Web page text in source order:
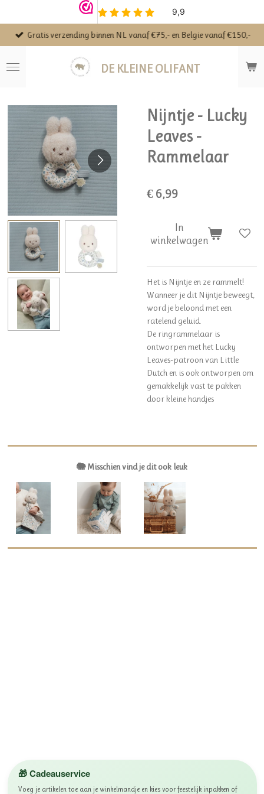
direct
naar
hoofdinhoud
DE KLEINE OLIFANT
Gratis verzending binnen NL vanaf €75,- en Belgie vanaf €150,-
Nijntje - Lucky
Leaves -
Rammelaar
€ 6,99
In
winkelwagen
Het is Nijntje en ze rammelt!
Wanneer je dit Nijntje beweegt,
word je beloond met een
ratelend geluid.
De ringrammelaar is
ontworpen met het Lucky
Leaves-patroon van Little
Dutch en is ook ontworpen om
gemakkelijk vast te pakken
door kleine handjes
🐘 Misschien vind je dit ook leuk
🎁 Cadeauservice
Voeg je artikelen toe aan je winkelmandje en kies voor feestelijk inpakken of